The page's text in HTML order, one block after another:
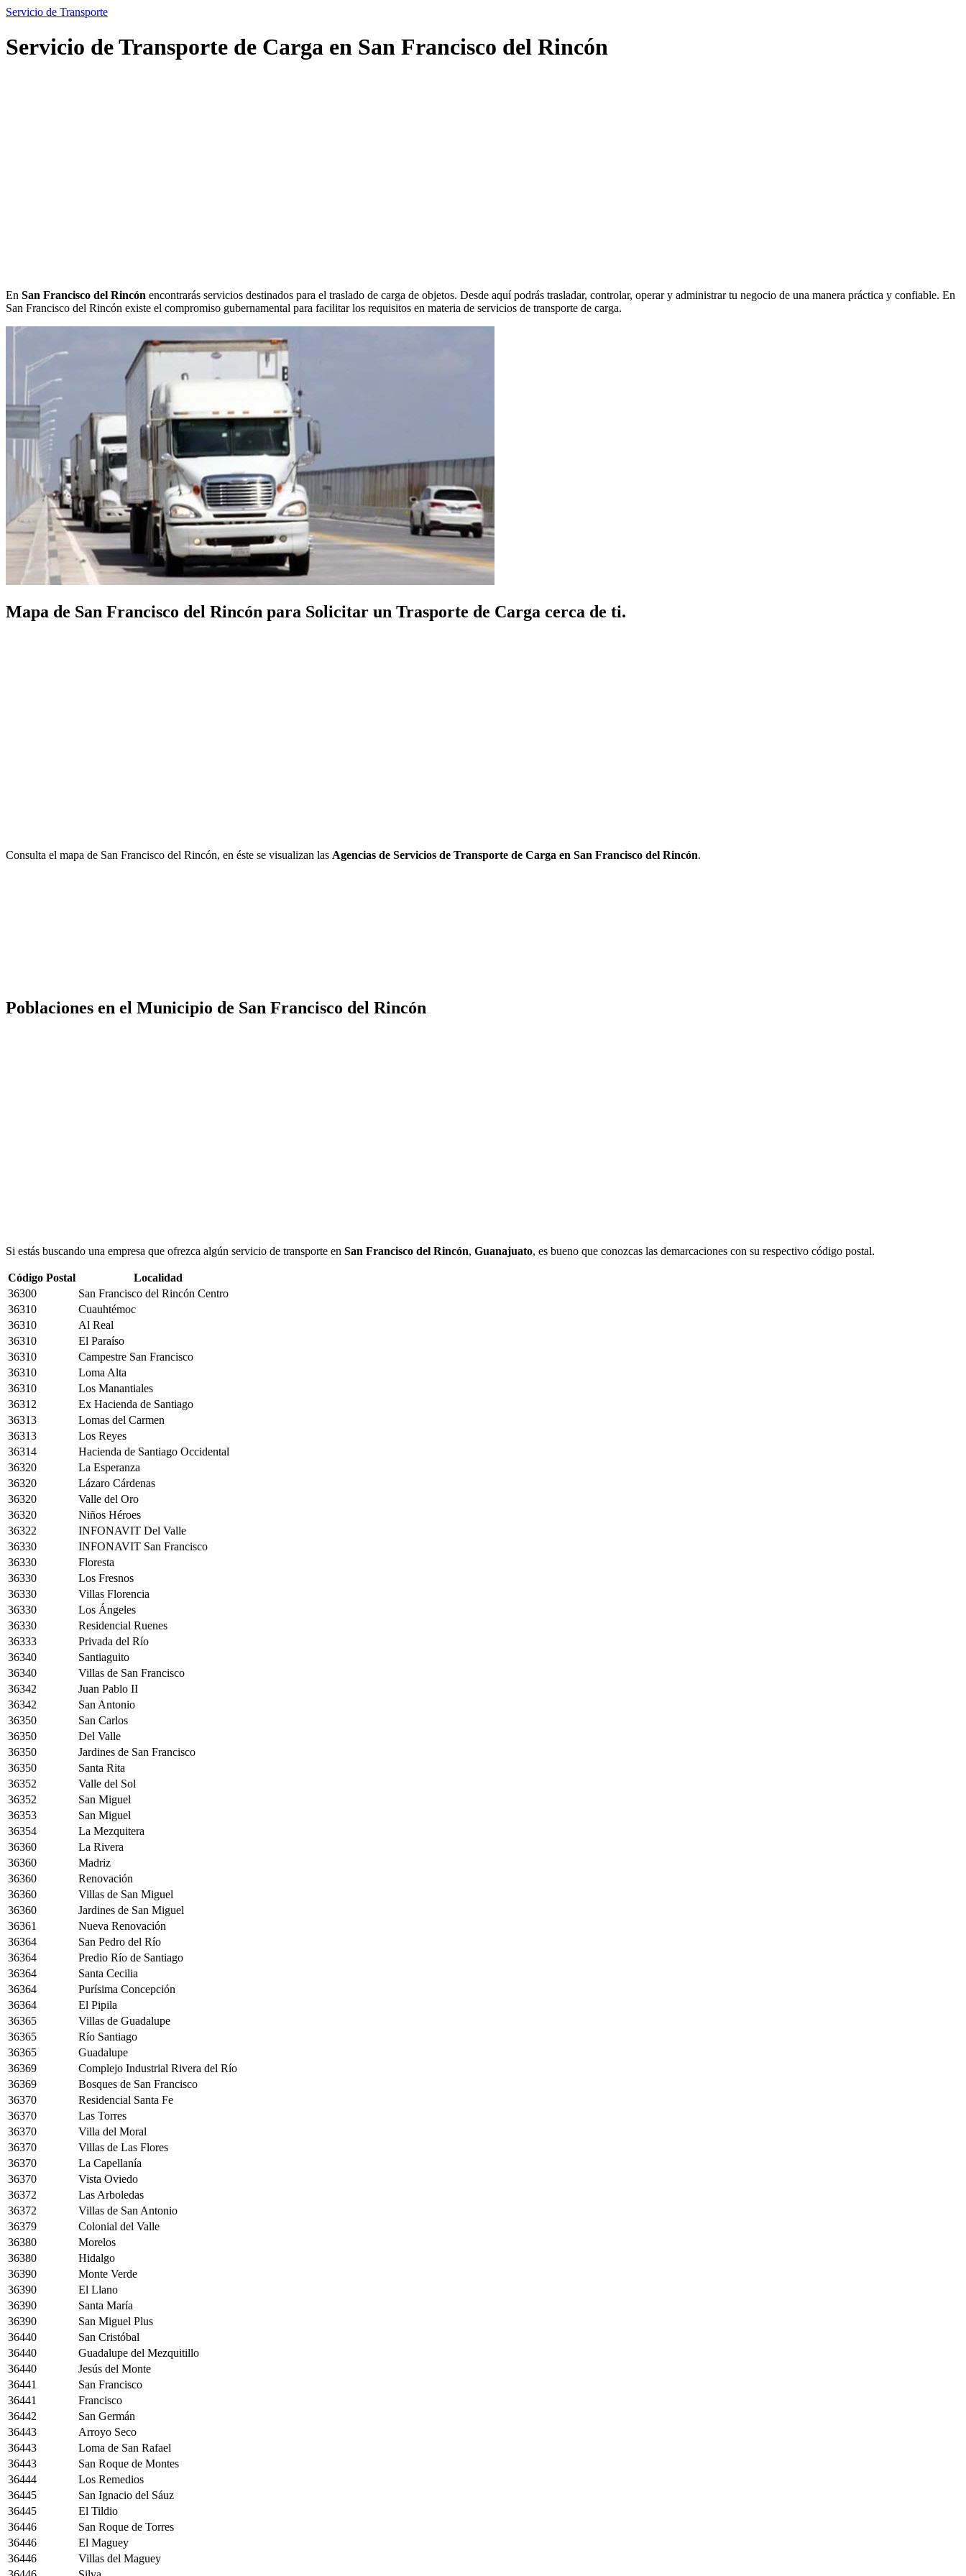
Servicio de Transporte
Servicio de Transporte de Carga en San Francisco del Rincón
En San Francisco del Rincón encontrarás servicios destinados para el traslado de carga de objetos. Desde aquí podrás trasladar, controlar, operar y administrar tu negocio de una manera práctica y confiable. En
San Francisco del Rincón existe el compromiso gubernamental para facilitar los requisitos en materia de servicios de transporte de carga.
Mapa de San Francisco del Rincón para Solicitar un Trasporte de Carga cerca de ti.
Consulta el mapa de San Francisco del Rincón, en éste se visualizan las Agencias de Servicios de Transporte de Carga en San Francisco del Rincón.
Poblaciones en el Municipio de San Francisco del Rincón
Si estás buscando una empresa que ofrezca algún servicio de transporte en San Francisco del Rincón, Guanajuato, es bueno que conozcas las demarcaciones con su respectivo código postal.
Código Postal
Localidad
36300
San Francisco del Rincón Centro
36310
Cuauhtémoc
36310
Al Real
36310
El Paraíso
36310
Campestre San Francisco
36310
Loma Alta
36310
Los Manantiales
36312
Ex Hacienda de Santiago
36313
Lomas del Carmen
36313
Los Reyes
36314
Hacienda de Santiago Occidental
36320
La Esperanza
36320
Lázaro Cárdenas
36320
Valle del Oro
36320
Niños Héroes
36322
INFONAVIT Del Valle
36330
INFONAVIT San Francisco
36330
Floresta
36330
Los Fresnos
36330
Villas Florencia
36330
Los Ángeles
36330
Residencial Ruenes
36333
Privada del Río
36340
Santiaguito
36340
Villas de San Francisco
36342
Juan Pablo II
36342
San Antonio
36350
San Carlos
36350
Del Valle
36350
Jardines de San Francisco
36350
Santa Rita
36352
Valle del Sol
36352
San Miguel
36353
San Miguel
36354
La Mezquitera
36360
La Rivera
36360
Madriz
36360
Renovación
36360
Villas de San Miguel
36360
Jardines de San Miguel
36361
Nueva Renovación
36364
San Pedro del Río
36364
Predio Río de Santiago
36364
Santa Cecilia
36364
Purísima Concepción
36364
El Pipila
36365
Villas de Guadalupe
36365
Río Santiago
36365
Guadalupe
36369
Complejo Industrial Rivera del Río
36369
Bosques de San Francisco
36370
Residencial Santa Fe
36370
Las Torres
36370
Villa del Moral
36370
Villas de Las Flores
36370
La Capellanía
36370
Vista Oviedo
36372
Las Arboledas
36372
Villas de San Antonio
36379
Colonial del Valle
36380
Morelos
36380
Hidalgo
36390
Monte Verde
36390
El Llano
36390
Santa María
36390
San Miguel Plus
36440
San Cristóbal
36440
Guadalupe del Mezquitillo
36440
Jesús del Monte
36441
San Francisco
36441
Francisco
36442
San Germán
36443
Arroyo Seco
36443
Loma de San Rafael
36443
San Roque de Montes
36444
Los Remedios
36445
San Ignacio del Sáuz
36445
El Tildio
36446
San Roque de Torres
36446
El Maguey
36446
Villas del Maguey